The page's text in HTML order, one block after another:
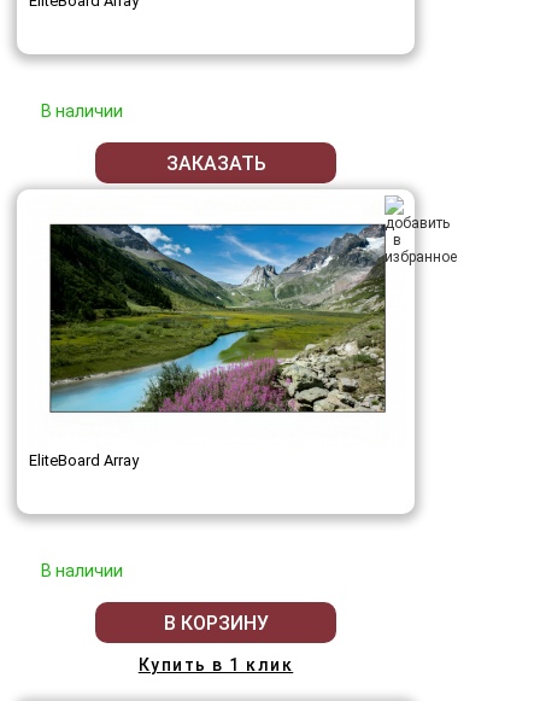
В наличии
ЗАКАЗАТЬ
EliteBoard Array
В наличии
В КОРЗИНУ
Купить в 1 клик